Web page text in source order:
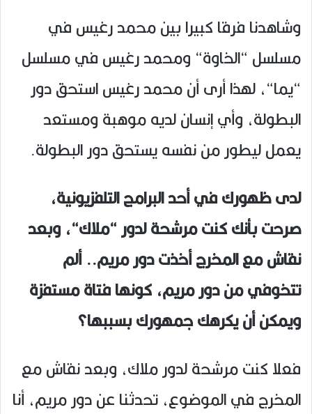
وشاهدنا فرقا كبيرا بين محمد رغيس في
مسلسل “الخاوة“ ومحمد رغيس في مسلسل
“يما“، لهذا أرى أن محمد رغيس استحق دور
البطولة، وأي إنسان لديه موهبة ومستعد
يعمل ليطور من نفسه يستحق دور البطولة.
لدى ظهورك في أحد البرامج التلفزيونية،
صرحت بأنك كنت مرشحة لدور “ملاك“، وبعد
نقاش مع المخرج أخذت دور مريم.. ألم
تتخوفي من دور مريم، كونها فتاة مستفزة
ويمكن أن يكرهك جمهورك بسببها؟
فعلا كنت مرشحة لدور ملاك، وبعد نقاش مع
المخرج في الموضوع، تحدثنا عن دور مريم، أنا